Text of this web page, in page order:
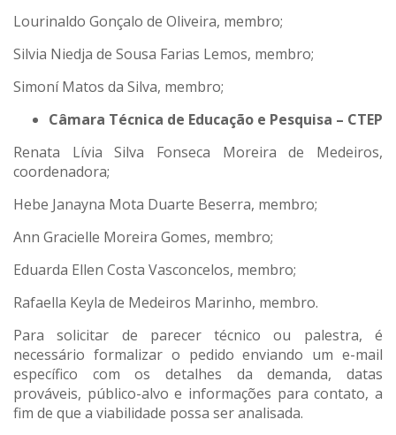
Lourinaldo Gonçalo de Oliveira, membro;
Silvia Niedja de Sousa Farias Lemos, membro;
Simoní Matos da Silva, membro;
Câmara Técnica de Educação e Pesquisa – CTEP
Renata Lívia Silva Fonseca Moreira de Medeiros,
coordenadora;
Hebe Janayna Mota Duarte Beserra, membro;
Ann Gracielle Moreira Gomes, membro;
Eduarda Ellen Costa Vasconcelos, membro;
Rafaella Keyla de Medeiros Marinho, membro.
Para solicitar de parecer técnico ou palestra, é
necessário formalizar o pedido enviando um e-mail
específico com os detalhes da demanda, datas
prováveis, público-alvo e informações para contato, a
fim de que a viabilidade possa ser analisada.